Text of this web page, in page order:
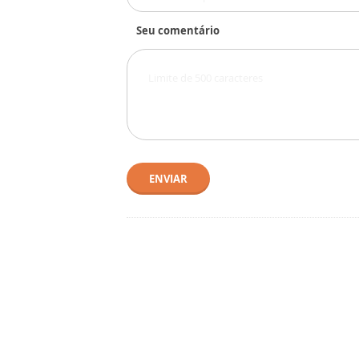
Seu comentário
ENVIAR